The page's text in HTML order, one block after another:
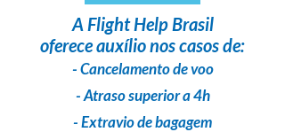
A Flight Help Brasil
oferece auxílio nos casos de:
- Cancelamento de voo
- Atraso superior a 4h
- Extravio de bagagem